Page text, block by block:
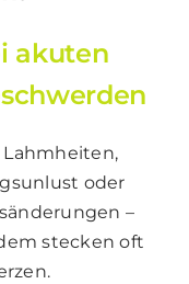
akuten
Lahmheiten,
oder
–
stecken oft